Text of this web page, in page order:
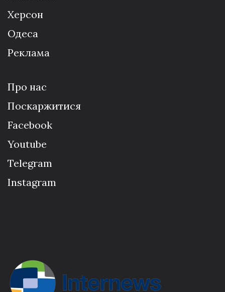
Херсон
Одеса
Реклама
Про нас
Поскаржитися
Facebook
Youtube
Telegram
Instagram